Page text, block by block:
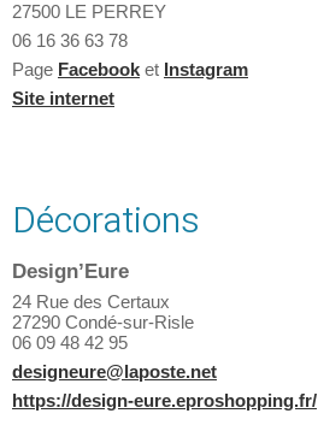
27500 LE PERREY
06 16 36 63 78
Page Facebook et Instagram
Site internet
Décorations
Design’Eure
24 Rue des Certaux
27290 Condé-sur-Risle
06 09 48 42 95
designeure@laposte.net
https://design-eure.eproshopping.fr/